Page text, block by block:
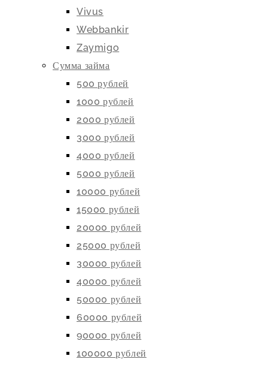
Vivus
Webbankir
Zaymigo
Сумма займа
500 рублей
1000 рублей
2000 рублей
3000 рублей
4000 рублей
5000 рублей
10000 рублей
15000 рублей
20000 рублей
25000 рублей
30000 рублей
40000 рублей
50000 рублей
60000 рублей
90000 рублей
100000 рублей